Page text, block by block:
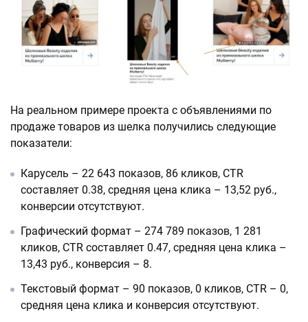
На реальном примере проекта с объявлениями по
продаже товаров из шелка получились следующие
показатели:
Карусель – 22 643 показов, 86 кликов, CTR
составляет 0.38, средняя цена клика – 13,52 руб.,
конверсии отсутствуют.
Графический формат – 274 789 показов, 1 281
кликов, CTR составляет 0.47, средняя цена клика –
13,43 руб., конверсия – 8.
Текстовый формат – 90 показов, 0 кликов, CTR – 0,
средняя цена клика и конверсия отсутствуют.